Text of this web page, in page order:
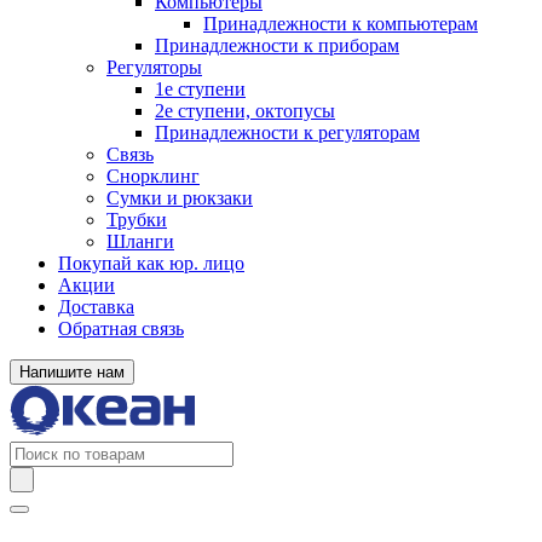
Принадлежности к компьютерам
Принадлежности к приборам
Регуляторы
1е ступени
2е ступени, октопусы
Принадлежности к регуляторам
Связь
Снорклинг
Сумки и рюкзаки
Трубки
Шланги
Покупай как юр. лицо
Акции
Доставка
Обратная связь
Напишите нам